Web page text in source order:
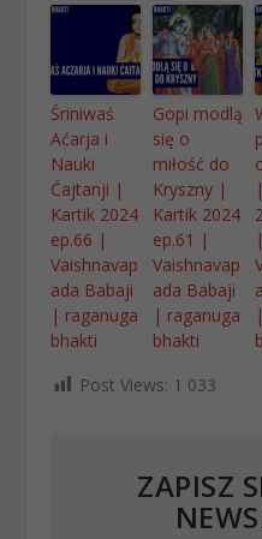
Śriniwaś
Aćarja i
Nauki
Ćajtanji |
Kartik 2024
ep.66 |
Vaishnavap
ada Babaji
| raganuga
bhakti
Gopi modlą
się o
miłość do
Kryszny |
Kartik 2024
ep.61 |
Vaishnavap
ada Babaji
| raganuga
bhakti
|
Post Views: 1 033
ZAPISZ